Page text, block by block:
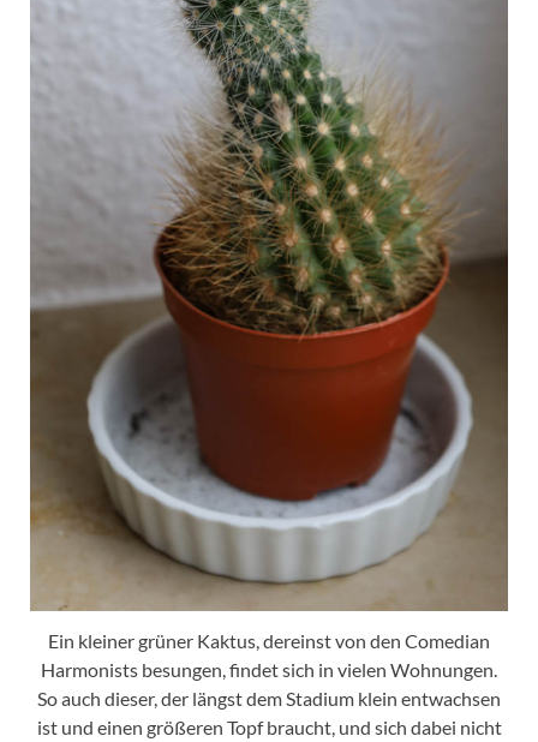
Ein kleiner grüner Kaktus, dereinst von den Comedian
Harmonists besungen, findet sich in vielen Wohnungen.
So auch dieser, der längst dem Stadium klein entwachsen
ist und einen größeren Topf braucht, und sich dabei nicht